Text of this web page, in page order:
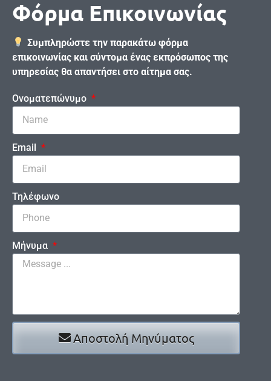
Φόρμα Επικοινωνίας
Συμπληρώστε την παρακάτω φόρμα
επικοινωνίας και σύντομα ένας εκπρόσωπος της
υπηρεσίας θα απαντήσει στο αίτημα σας.
Ονοματεπώνυμο
Email
Τηλέφωνο
Μήνυμα
Αποστολή Μηνύματος